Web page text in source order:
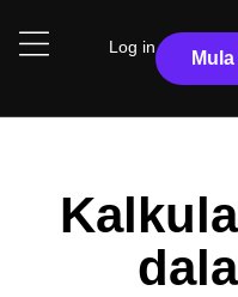
Log in